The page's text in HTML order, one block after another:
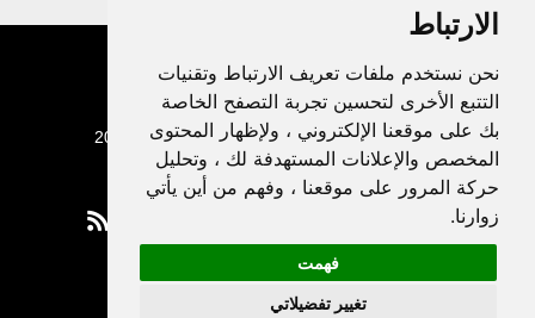
الارتباط
نحن نستخدم ملفات تعريف الارتباط وتقنيات
التتبع الأخرى لتحسين تجربة التصفح الخاصة
بك على موقعنا الإلكتروني ، ولإظهار المحتوى
المخصص والإعلانات المستهدفة لك ، وتحليل
حركة المرور على موقعنا ، وفهم من أين يأتي
زوارنا.
فهمت
تغيير تفضيلاتي
جميع الحقوق محفوظة لدنيا الوطن © 2003 - 2022
Privacy Policy